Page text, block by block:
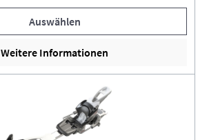
Auswählen
Weitere Informationen